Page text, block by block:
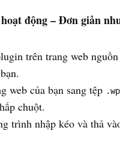
động – Đơn giản
trên trang web
web của bạn sang tệp
chuột.
trình nhập kéo và thả